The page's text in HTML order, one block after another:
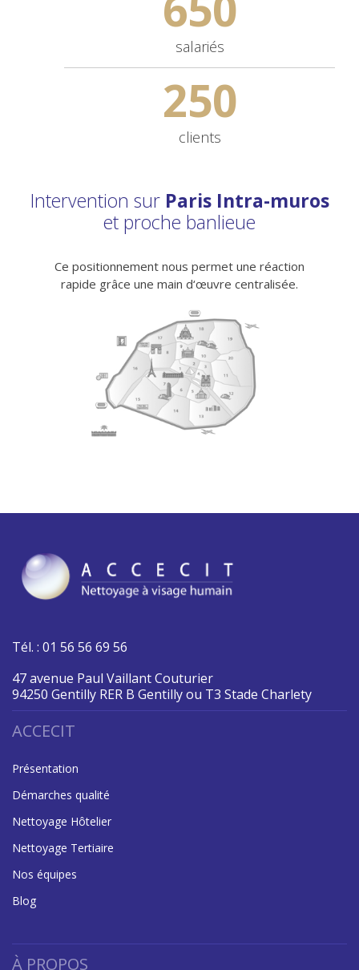
salariés
250
clients
Intervention sur Paris Intra-muros
et proche banlieue
Ce positionnement nous permet une réaction
rapide grâce une main d‘œuvre centralisée.
Tél. : 01 56 56 69 56
47 avenue Paul Vaillant Couturier
94250 Gentilly RER B Gentilly ou T3 Stade Charlety
ACCECIT
Présentation
Démarches qualité
Nettoyage Hôtelier
Nettoyage Tertiaire
Nos équipes
Blog
À PROPOS